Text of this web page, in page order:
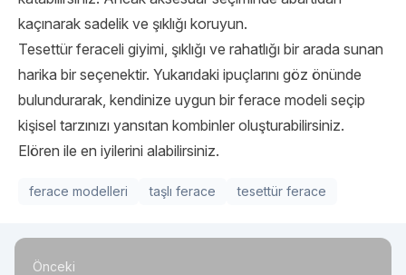
kaçınarak sadelik ve şıklığı koruyun.
Tesettür feraceli giyimi, şıklığı ve rahatlığı bir arada sunan
harika bir seçenektir. Yukarıdaki ipuçlarını göz önünde
bulundurarak, kendinize uygun bir ferace modeli seçip
kişisel tarzınızı yansıtan kombinler oluşturabilirsiniz.
Elören ile en iyilerini alabilirsiniz.
ferace modelleri taşlı ferace tesettür ferace
Önceki